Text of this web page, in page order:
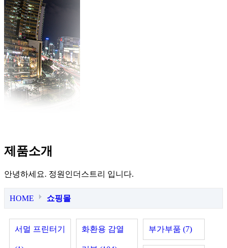
제품소개
안녕하세요. 정원인더스트리 입니다.
HOME 쇼핑몰
서멀 프린터기 화환용 감열 부가부품 (7)